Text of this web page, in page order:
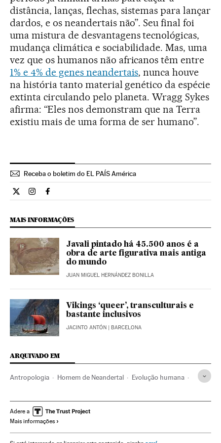
distância, lanças, flechas, sistemas para lançar
dardos, e os neandertais não”. Seu final foi
uma mistura de desvantagens tecnológicas,
mudança climática e sociabilidade. Mas, uma
vez que os humanos não africanos têm entre
1% e 4% de genes neandertais, nunca houve
na história tanto material genético da espécie
extinta circulando pelo planeta. Wragg Sykes
afirma: “Eles nos demonstram que na Terra
existiu mais de uma forma de ser humano”.
Receba o boletim do EL PAÍS América
Ciencia El País Brasil en Twitter
Ciencia El País Brasil en Instagram
Ciencia El País Brasil en Facebook
MAIS INFORMAÇÕES
Javali pintado há 45.500 anos é a
obra de arte figurativa mais antiga
do mundo
JUAN MIGUEL HERNÁNDEZ BONILLA
Vikings ‘queer’, transculturais e
bastante inclusivos
JACINTO ANTÓN | BARCELONA
ARQUIVADO EM
Antropologia Homem de Neandertal Evolução humana
Paleolítico Arqueologia
Adere a
Mais informações